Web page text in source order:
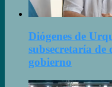
Diógenes de
subsecretaría de
gobierno